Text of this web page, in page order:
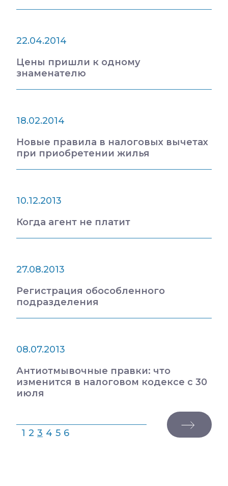
22.04.2014
Цены пришли к одному
знаменателю
18.02.2014
Новые правила в налоговых вычетах
при приобретении жилья
10.12.2013
Когда агент не платит
27.08.2013
Регистрация обособленного
подразделения
08.07.2013
Антиотмывочные правки: что
изменится в налоговом кодексе с 30
июля
1 2 3 4 5 6